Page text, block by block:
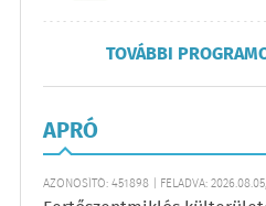
TOVÁBBI
APRÓ
AZONOSÍTÓ: 451898 | FELADVA: